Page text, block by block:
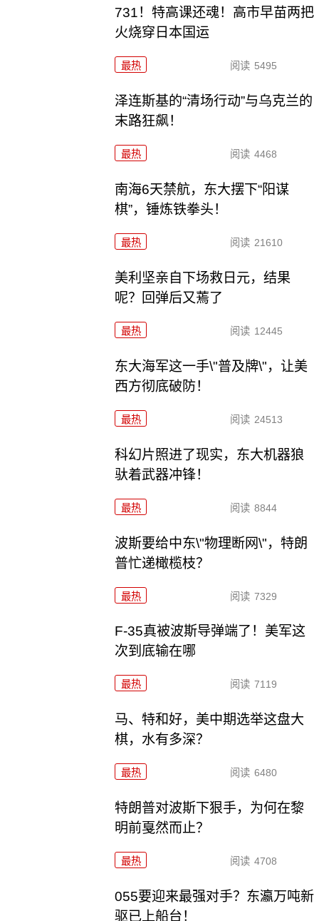
731！特高课还魂！高市早苗两把
火烧穿日本国运
最热 阅读 5495
泽连斯基的“清场行动”与乌克兰的
末路狂飙！
最热 阅读 4468
南海6天禁航，东大摆下“阳谋
棋”，锤炼铁拳头！
最热 阅读 21610
美利坚亲自下场救日元，结果
呢？回弹后又蔫了
最热 阅读 12445
东大海军这一手\"普及牌\"，让美
西方彻底破防！
最热 阅读 24513
科幻片照进了现实，东大机器狼
驮着武器冲锋！
最热 阅读 8844
波斯要给中东\"物理断网\"，特朗
普忙递橄榄枝？
最热 阅读 7329
F-35真被波斯导弹端了！美军这
次到底输在哪
最热 阅读 7119
马、特和好，美中期选举这盘大
棋，水有多深？
最热 阅读 6480
特朗普对波斯下狠手，为何在黎
明前戛然而止？
最热 阅读 4708
055要迎来最强对手？东瀛万吨新
驱已上船台！